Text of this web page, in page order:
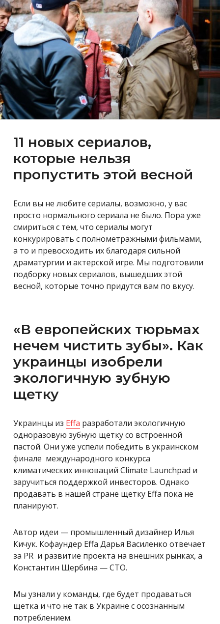
11 новых сериалов,
которые нельзя
пропустить этой весной
Если вы не любите сериалы, возможно, у вас
просто нормального сериала не было. Пора уже
смириться с тем, что сериалы могут
конкурировать с полнометражными фильмами,
а то и превосходить их благодаря сильной
драматургии и актерской игре. Мы подготовили
подборку новых сериалов, вышедших этой
весной, которые точно придутся вам по вкусу.
«В европейских тюрьмах
нечем чистить зубы». Как
украинцы изобрели
экологичную зубную
щетку
Украинцы из Effa разработали экологичную
одноразовую зубную щетку со встроенной
пастой. Они уже успели победить в украинском
финале международного конкурса
климатических инноваций Climate Launchpad и
заручиться поддержкой инвесторов. Однако
продавать в нашей стране щетку Effa пока не
планируют.
Автор идеи — промышленный дизайнер Илья
Кичук. Кофаундер Effa Дарья Василенко отвечает
за PR и развитие проекта на внешних рынках, а
Константин Щербина — CTO.
Мы узнали у команды, где будет продаваться
щетка и что не так в Украине с осознанным
потреблением.